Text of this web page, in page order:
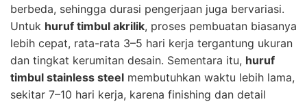
berbeda, sehingga durasi pengerjaan juga bervariasi.
Untuk huruf timbul akrilik, proses pembuatan biasanya
lebih cepat, rata-rata 3–5 hari kerja tergantung ukuran
dan tingkat kerumitan desain. Sementara itu, huruf
timbul stainless steel membutuhkan waktu lebih lama,
sekitar 7–10 hari kerja, karena finishing dan detail